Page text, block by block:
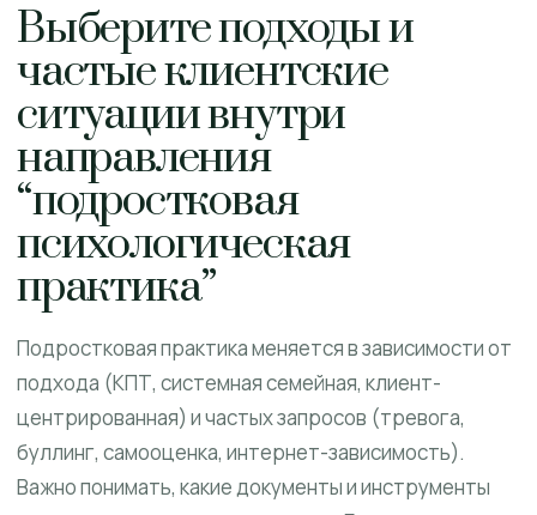
Выберите подходы и
частые клиентские
ситуации внутри
направления
“подростковая
психологическая
практика”
Подростковая практика меняется в зависимости от
подхода (КПТ, системная семейная, клиент-
центрированная) и частых запросов (тревога,
буллинг, самооценка, интернет-зависимость).
Важно понимать, какие документы и инструменты